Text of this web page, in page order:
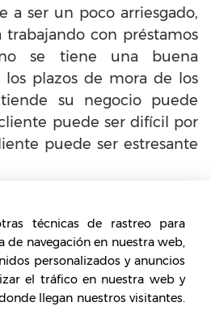
a ser un poco arriesgado,
trabajando con préstamos
se tiene una buena
los plazos de mora de los
su negocio puede
puede ser difícil por
puede ser estresante
rápido se desprenden
algún objeto de valor por
comprenden bien la
pueden traer
técnicas de rastreo para
navegación en nuestra web,
personalizados y anuncios
el tráfico en nuestra web y
llegan nuestros visitantes.